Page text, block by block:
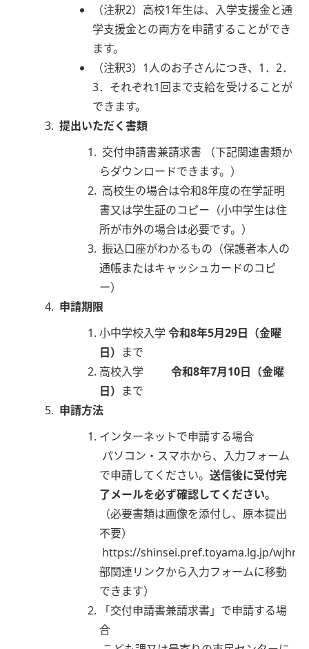
（注釈2）高校1年生は、入学支援金と通
学支援金との両方を申請することができ
ます。
（注釈3）1人のお子さんにつき、1．2．
3．それぞれ1回まで支給を受けることが
できます。
提出いただく書類
交付申請書兼請求書 （下記関連書類か
らダウンロードできます。）
高校生の場合は令和8年度の在学証明
書又は学生証のコピー（小中学生は住
所が市外の場合は必要です。）
振込口座がわかるもの（保護者本人の
通帳またはキャッシュカードのコピ
ー）
申請期限
小中学校入学令和8年5月29日（金曜
日） まで
高校入学 令和8年7月10日（金曜
日） まで
申請方法
インターネットで申請する場合
パソコン・スマホから、入力フォーム
で申請してください。 送信後に受付完
了メールを必ず確認してください。
（必要書類は画像を添付し、原本提出
不要）
https://shinsei.pref.toyama.lg.jp/
部関連リンクから入力フォームに移動
できます）
「交付申請書兼請求書」で申請する場
合